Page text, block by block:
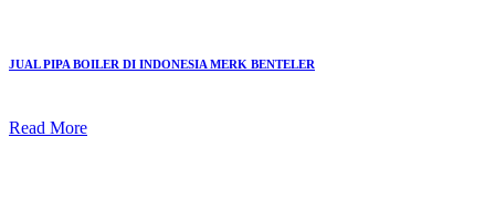
JUAL PIPA BOILER DI INDONESIA MERK BENTELER
Read More